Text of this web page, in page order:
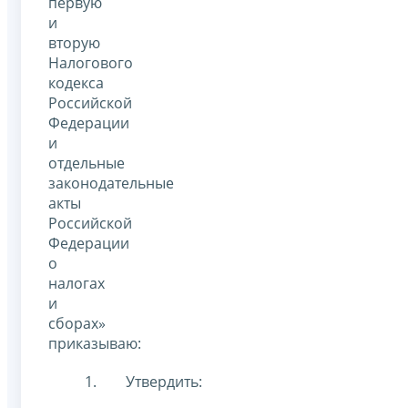
и
вторую
Налогового
кодекса
Российской
Федерации
и
отдельные
законодательные
акты
Российской
Федерации
о
налогах
и
сборах»
приказываю:
Утвердить: